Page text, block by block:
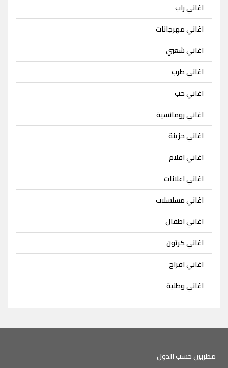
اغاني راب
اغاني مهرجانات
اغاني شعبي
اغاني طرب
اغاني حب
اغاني رومانسية
اغاني حزينة
اغاني افلام
اغاني اعلانات
اغاني مسلسلات
اغاني اطفال
اغاني كرتون
اغاني افراح
اغاني وطنية
مطربين حسب الدول